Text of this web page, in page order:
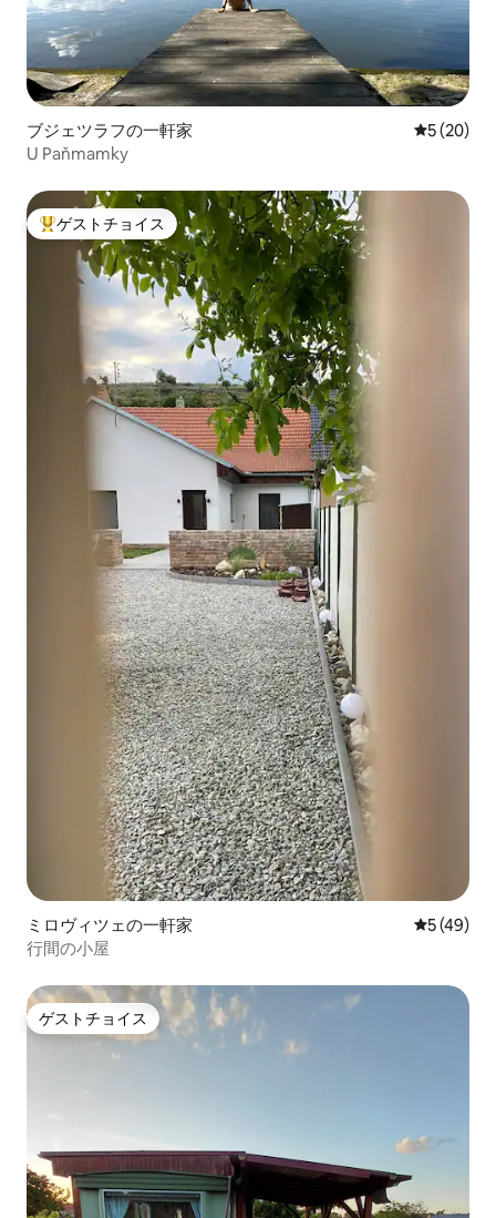
ブジェツラフの一軒家 レビュー
5 (20)
U Paňmamky
大好評のゲストチョイスです。
ゲストチョイス
ミロヴィツェの一軒家 レビュー
5 (49)
行間の小屋
ゲストチョイス
ゲストチョイス